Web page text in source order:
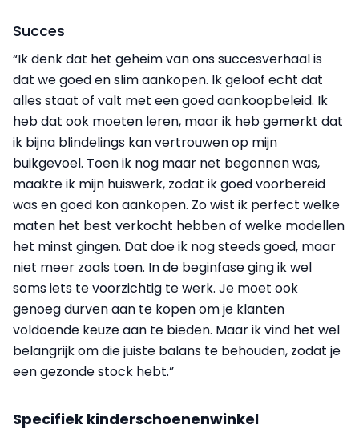
Succes
“Ik denk dat het geheim van ons succesverhaal is
dat we goed en slim aankopen. Ik geloof echt dat
alles staat of valt met een goed aankoopbeleid. Ik
heb dat ook moeten leren, maar ik heb gemerkt dat
ik bijna blindelings kan vertrouwen op mijn
buikgevoel. Toen ik nog maar net begonnen was,
maakte ik mijn huiswerk, zodat ik goed voorbereid
was en goed kon aankopen. Zo wist ik perfect welke
maten het best verkocht hebben of welke modellen
het minst gingen. Dat doe ik nog steeds goed, maar
niet meer zoals toen. In de beginfase ging ik wel
soms iets te voorzichtig te werk. Je moet ook
genoeg durven aan te kopen om je klanten
voldoende keuze aan te bieden. Maar ik vind het wel
belangrijk om die juiste balans te behouden, zodat je
een gezonde stock hebt.”
Specifiek kinderschoenenwinkel